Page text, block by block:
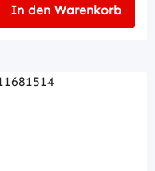
In den Warenkorb